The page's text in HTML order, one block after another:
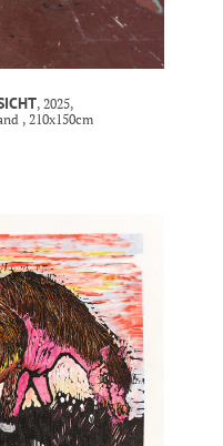
, 2025,
, 210x150cm